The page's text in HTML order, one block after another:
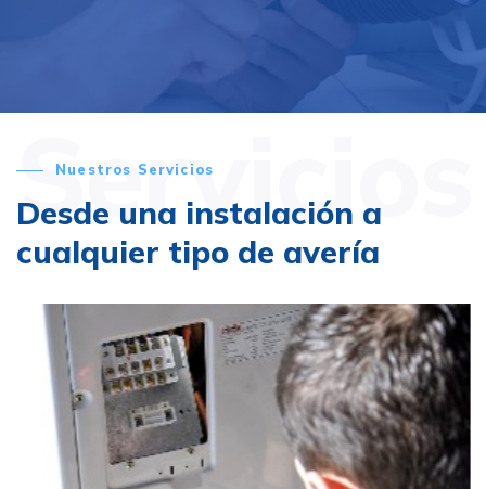
Servicios
Nuestros Servicios
Desde una instalación a
cualquier tipo de avería